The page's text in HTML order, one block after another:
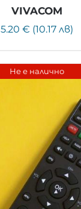
VIVACOM
5.20 € (10.17 лв)
Не е налично